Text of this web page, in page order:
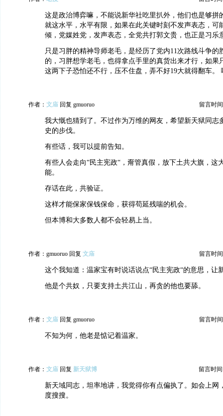
这是政治博弈嘛，不能说新华社吃里扒外，他们也是够拼
就这水平，水平有限，如果在此关键时刻不发声表态，可
倾，党媒姓党，发声表态，全党共打郭文贵，也正是习乐
只是习胖的精神导师老毛，是经历了党内11次路线斗争的
的，习胖想学老毛，也得拿点手里的真货出来才行，如果
这两下子恐怕还不行，压不住盘，弄不好19大就得翻车。
作者： 文庙 回复 gmuoruo 留言时
我大慨也猜到了。不过作为万维的网友，希望新天狱同志
史的步伐。
有些话，我可以提前告知。
有些人会走向“民主宪政“，甭管真假，放下土共大旗，这
能。
存话在此，共验证。
这样才能保家保钱保命，获得苟延残喘的机会。
但本博和大多数人都不会轻易上当。
作者：gmuoruo 回复 文庙 留言时
这个我知道：温家宝有时说话说点“民主宪政“的意思，让
他是个共奴，只要支持土共江山，再贪的他也要舔。
作者： 文庙 回复 gmuoruo 留言时
不知为何，他老是惦记着温家。
作者： 文庙 回复 新天狱博 留言时间
新天域同志，坦率地讲，我觉得你有点偏执了。如会上网
度搜搜。